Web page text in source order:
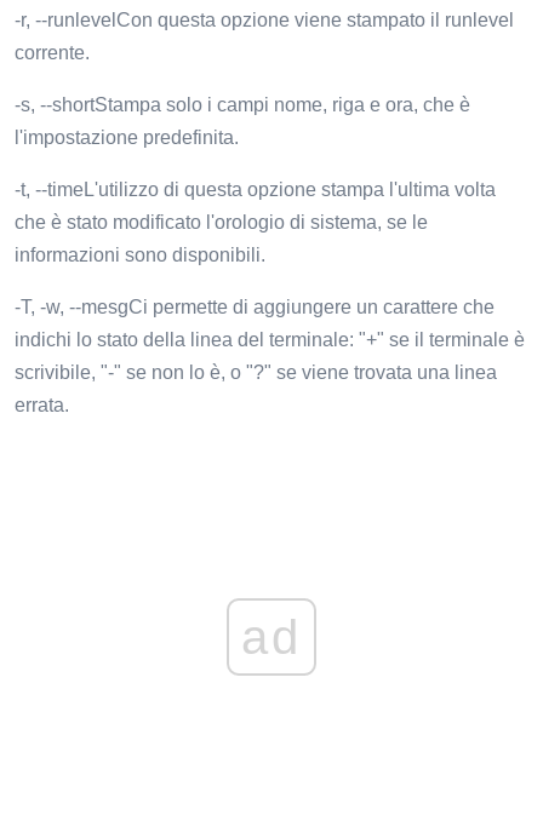
-r, --runlevelCon questa opzione viene stampato il runlevel
corrente.
-s, --shortStampa solo i campi nome, riga e ora, che è
l'impostazione predefinita.
-t, --timeL'utilizzo di questa opzione stampa l'ultima volta
che è stato modificato l'orologio di sistema, se le
informazioni sono disponibili.
-T, -w, --mesgCi permette di aggiungere un carattere che
indichi lo stato della linea del terminale: "+" se il terminale è
scrivibile, "-" se non lo è, o "?" se viene trovata una linea
errata.
ad